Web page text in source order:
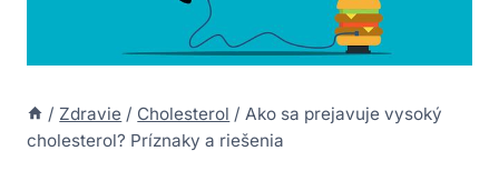
/ Zdravie / Cholesterol / Ako sa prejavuje vysoký
cholesterol? Príznaky a riešenia